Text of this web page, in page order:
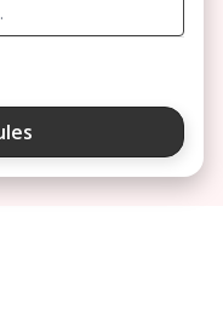
août 2026